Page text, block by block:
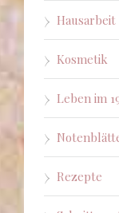
Hausarbeit
Kosmetik
Leben im
Rezepte